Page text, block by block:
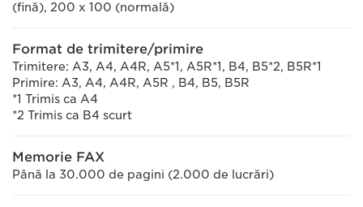
(fină), 200 x 100 (normală)
Format de trimitere/primire
Trimitere: A3, A4, A4R, A5*1, A5R*1, B4, B5*2, B5R*1
Primire: A3, A4, A4R, A5R , B4, B5, B5R
*1 Trimis ca A4
*2 Trimis ca B4 scurt
Memorie FAX
Până la 30.000 de pagini (2.000 de lucrări)